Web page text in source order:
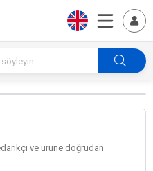
ve ürüne doğrudan